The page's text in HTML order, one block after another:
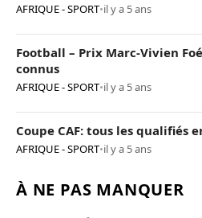
AFRIQUE - SPORT•il y a 5 ans
Football – Prix Marc-Vivien
connus
AFRIQUE - SPORT•il y a 5 ans
Coupe CAF: tous les qualifiés
AFRIQUE - SPORT•il y a 5 ans
À NE PAS MANQUER